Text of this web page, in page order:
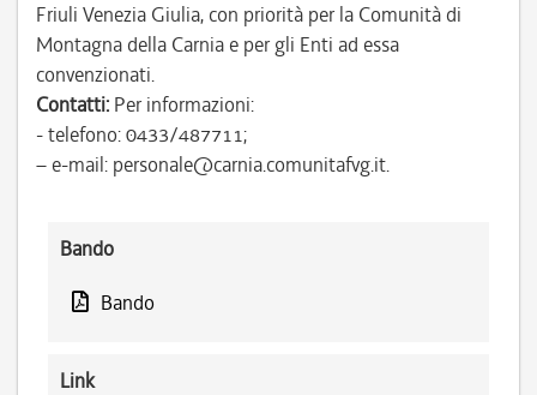
Friuli Venezia Giulia, con priorità per la Comunità di
Montagna della Carnia e per gli Enti ad essa
convenzionati.
Contatti: Per informazioni:
- telefono: 0433/487711;
– e-mail: personale@carnia.comunitafvg.it.
Bando
Bando
Link